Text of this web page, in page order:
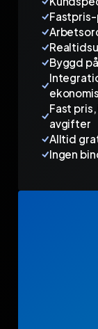
Byggd
Fast
avgifter
Alltid
Ingen